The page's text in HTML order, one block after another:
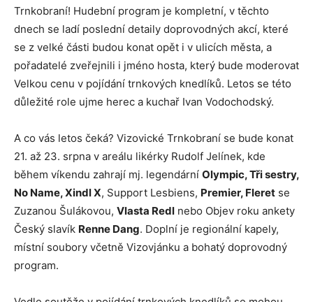
Trnkobraní! Hudební program je kompletní, v těchto
dnech se ladí poslední detaily doprovodných akcí, které
se z velké části budou konat opět i v ulicích města, a
pořadatelé zveřejnili i jméno hosta, který bude moderovat
Velkou cenu v pojídání trnkových knedlíků. Letos se této
důležité role ujme herec a kuchař Ivan Vodochodský.
A co vás letos čeká? Vizovické Trnkobraní se bude konat
21. až 23. srpna v areálu likérky Rudolf Jelínek, kde
během víkendu zahrají mj. legendární Olympic, Tři sestry,
No Name, Xindl X, Support Lesbiens, Premier, Fleret se
Zuzanou Šulákovou, Vlasta Redl nebo Objev roku ankety
Český slavík Renne Dang. Doplní je regionální kapely,
místní soubory včetně Vizovjánku a bohatý doprovodný
program.